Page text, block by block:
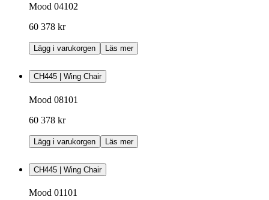
Mood 04102
60 378 kr
Lägg i varukorgen Läs mer
CH445 | Wing Chair
Mood 08101
60 378 kr
Lägg i varukorgen Läs mer
CH445 | Wing Chair
Mood 01101